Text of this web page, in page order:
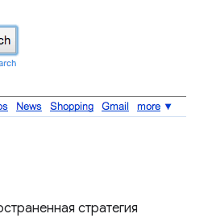
стратегия